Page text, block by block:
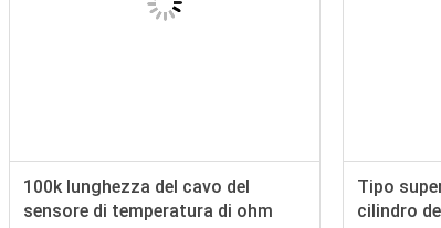
100k lunghezza del cavo del
sensore di temperatura di ohm
Tipo
cilindro